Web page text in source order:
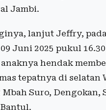
Jambi.
lanjut Jeffry,
Juni 2025 pukul
anaknya hendak
tepatnya di selatan
Suro, Dengokan,